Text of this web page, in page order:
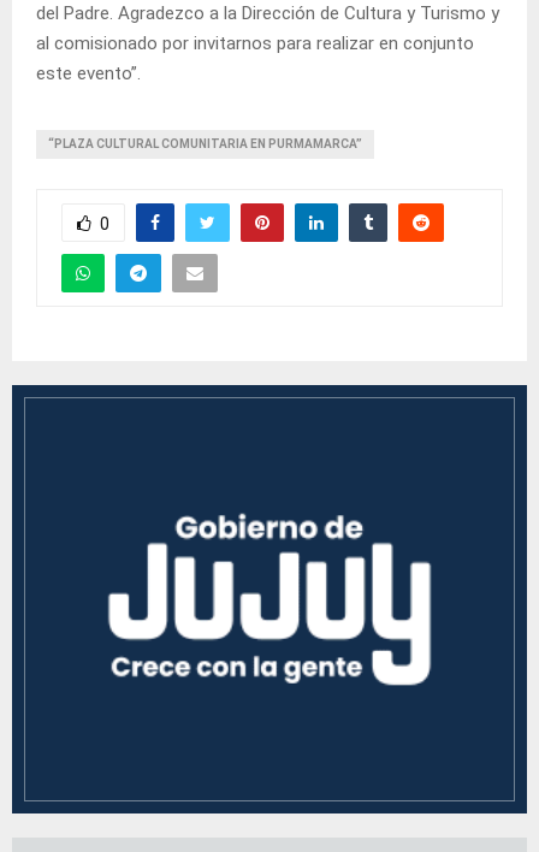
del Padre. Agradezco a la Dirección de Cultura y Turismo y
al comisionado por invitarnos para realizar en conjunto
este evento”.
“PLAZA CULTURAL COMUNITARIA EN PURMAMARCA”
0